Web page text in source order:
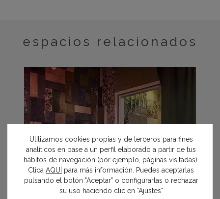
espacios relacionados
Utilizamos cookies propias y de terceros para fines
analíticos en base a un perfil elaborado a partir de tus
hábitos de navegación (por ejemplo, páginas visitadas).
Clica AQUÍ para más información. Puedes aceptarlas
pulsando el botón "Aceptar" o configurarlas o rechazar
su uso haciendo clic en "Ajustes"